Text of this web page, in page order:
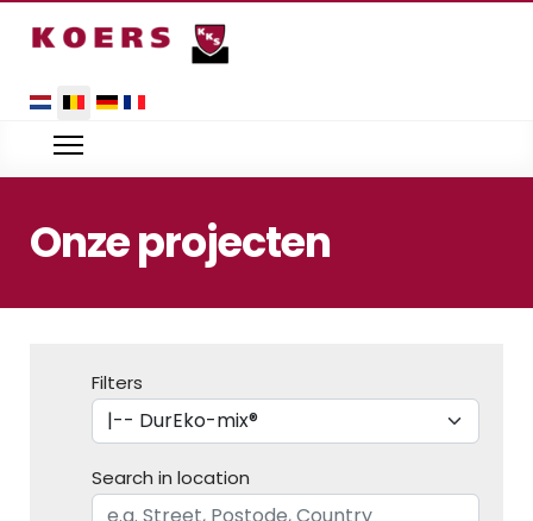
Selecteer uw taal
Onze projecten
Filters
Search in location